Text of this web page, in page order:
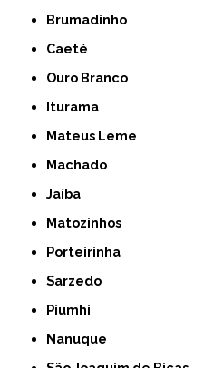
Brumadinho
Caeté
Ouro Branco
Iturama
Mateus Leme
Machado
Jaíba
Matozinhos
Porteirinha
Sarzedo
Piumhi
Nanuque